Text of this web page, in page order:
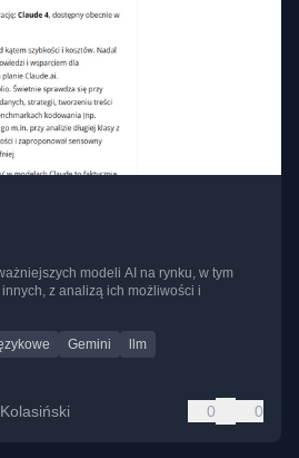
modeli AI na rynku, w tym
z analizą ich możliwości i
Gemini
llm
0 0